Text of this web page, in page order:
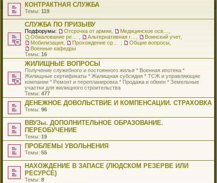
КОНТРАКТНАЯ СЛУЖБА
Темы: 119
СЛУЖБА ПО ПРИЗЫВУ
Подфорумы: Отсрочка от армии
Воинский учет
Мобилизация
Общие вопросы
Военные кафедры
Темы: 16
ЖИЛИЩНЫЕ ВОПРОСЫ
Получение служебного и постоянного жилья * Военная ипотека *
Жилищные сертификаты * Жилищная субсидия * ТСЖ и управляющие
компании * Ремонт и перепланировка * Продажа и обмен * Земельные
участки для жилищного строительства
Темы: 477
ДЕНЕЖНОЕ ДОВОЛЬСТВИЕ И КОМПЕНСАЦИИ. СТРАХОВКА
Темы: 96
ВВУЗы. ДОПОЛНИТЕЛЬНОЕ ОБРАЗОВАНИЕ.
ПЕРЕОБУЧЕНИЕ
Темы: 19
ПРОБЛЕМЫ УВОЛЬНЕНИЯ
Темы: 55
НАХОЖДЕНИЕ В ЗАПАСЕ (ЛЮДСКОМ РЕЗЕРВЕ ИЛИ
РЕСУРСЕ)
Темы: 8